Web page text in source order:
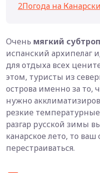
2Погода на
Очень мягкий
испанский архипелаг
для отдыха всех
этом, туристы из
острова именно за то,
нужно
резкие
разгар русской зимы
канарское лето, то
перестраиваться.